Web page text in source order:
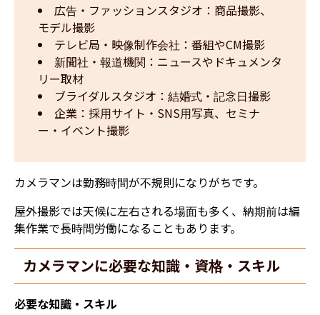
広告・ファッションスタジオ：商品撮影、
モデル撮影
テレビ局・映像制作会社：番組やCM撮影
新聞社・報道機関：ニュースやドキュメンタ
リー取材
ブライダルスタジオ：結婚式・記念日撮影
企業：採用サイト・SNS用写真、セミナ
ー・イベント撮影
カメラマンは勤務時間が不規則になりがちです。
屋外撮影では天候に左右される場面も多く、納期前は編
集作業で長時間労働になることもあります。
カメラマンに必要な知識・資格・スキル
必要な知識・スキル